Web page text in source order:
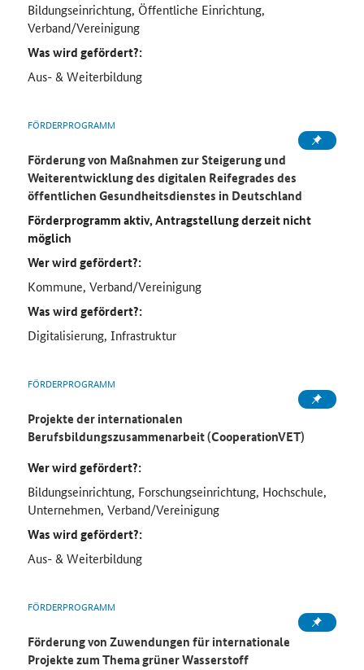
Bildungseinrichtung, Öffentliche Einrichtung,
Verband/Vereinigung
Was wird gefördert?:
Aus- & Weiterbildung
FÖRDERPROGRAMM
Förderung von Maßnahmen zur Steigerung und
Weiterentwicklung des digitalen Reifegrades des
öffentlichen Gesundheitsdienstes in Deutschland
Förderprogramm aktiv, Antragstellung derzeit nicht
möglich
Wer wird gefördert?:
Kommune, Verband/Vereinigung
Was wird gefördert?:
Digitalisierung, Infrastruktur
FÖRDERPROGRAMM
Projekte der internationalen
Berufsbildungszusammenarbeit (CooperationVET)
Wer wird gefördert?:
Bildungseinrichtung, Forschungseinrichtung, Hochschule,
Unternehmen, Verband/Vereinigung
Was wird gefördert?:
Aus- & Weiterbildung
FÖRDERPROGRAMM
Förderung von Zuwendungen für internationale
Projekte zum Thema grüner Wasserstoff